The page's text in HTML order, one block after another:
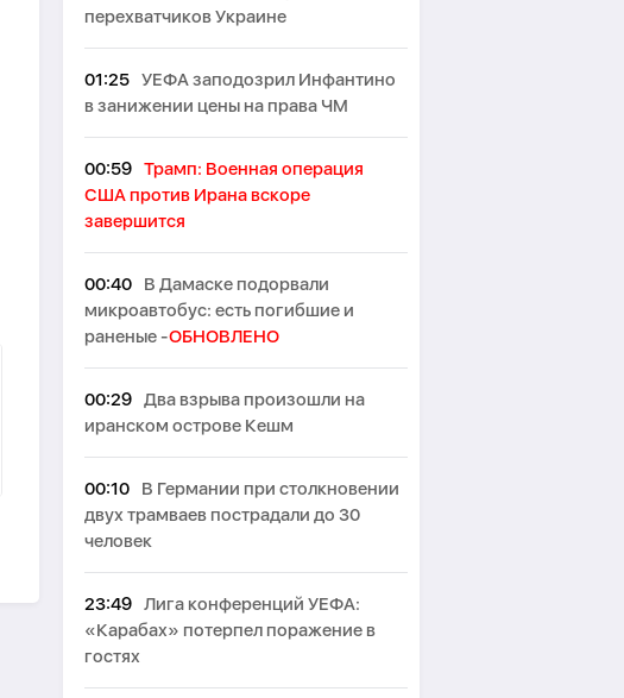
перехватчиков Украине
01:25 УЕФА заподозрил Инфантино
в занижении цены на права ЧМ
00:59 Трамп: Военная операция
США против Ирана вскоре
завершится
00:40
В Дамаске подорвали
микроавтобус: есть погибшие и
раненые -ОБНОВЛЕНО
00:29 Два взрыва произошли на
иранском острове Кешм
00:10
В Германии при столкновении
двух трамваев пострадали до 30
человек
23:49 Лига конференций УЕФА:
«Карабах» потерпел поражение в
гостях